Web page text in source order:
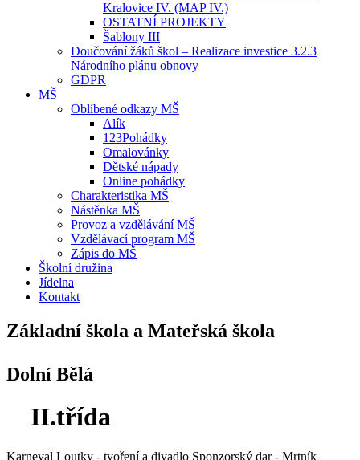
Kralovice IV. (MAP IV.)
OSTATNÍ PROJEKTY
Šablony III
Doučování žáků škol – Realizace investice 3.2.3
Národního plánu obnovy
GDPR
MŠ
Oblíbené odkazy MŠ
Alík
123Pohádky
Omalovánky
Dětské nápady
Online pohádky
Charakteristika MŠ
Nástěnka MŠ
Provoz a vzdělávání MŠ
Vzdělávací program MŠ
Zápis do MŠ
Školní družina
Jídelna
Kontakt
Základní škola a Mateřská škola
Dolní Bělá
II.třída
Karneval Loutky - tvoření a divadlo Sponzorský dar - Mrtník